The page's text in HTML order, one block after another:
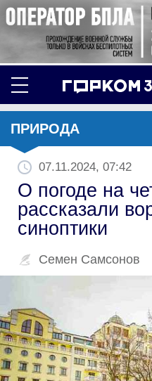
ПРИРОДА
07.11.2024, 07:42
О погоде на
рассказали
синоптики
Семен Самсонов